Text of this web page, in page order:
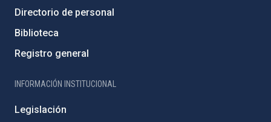
Directorio de personal
Biblioteca
Registro general
INFORMACIÓN INSTITUCIONAL
Legislación